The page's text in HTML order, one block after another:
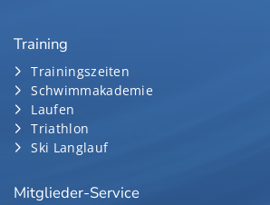
Training
Trainingszeiten
Schwimmakademie
Laufen
Triathlon
Ski Langlauf
Mitglieder-Service